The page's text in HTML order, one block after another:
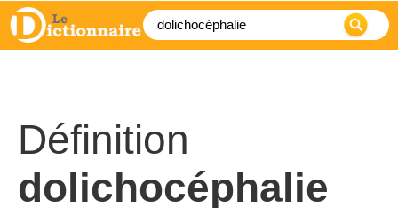
Définition
dolichocéphalie